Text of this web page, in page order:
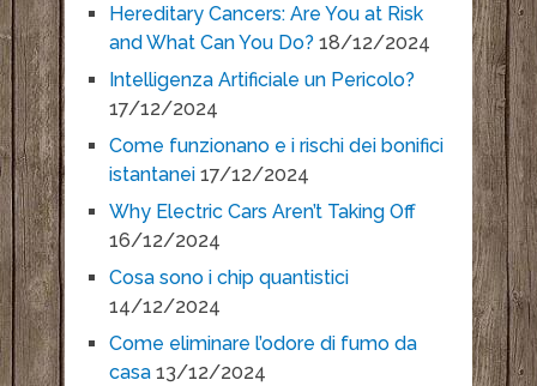
Hereditary Cancers: Are You at Risk
and What Can You Do? 18/12/2024
Intelligenza Artificiale un Pericolo?
17/12/2024
Come funzionano e i rischi dei bonifici
istantanei 17/12/2024
Why Electric Cars Aren’t Taking Off
16/12/2024
Cosa sono i chip quantistici
14/12/2024
Come eliminare l’odore di fumo da
casa 13/12/2024